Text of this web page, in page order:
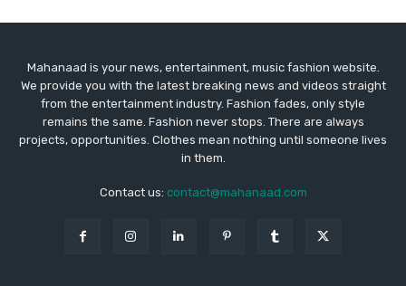
Mahanaad is your news, entertainment, music fashion website.
We provide you with the latest breaking news and videos straight
from the entertainment industry. Fashion fades, only style
remains the same. Fashion never stops. There are always
projects, opportunities. Clothes mean nothing until someone lives
in them.
Contact us: contact@mahanaad.com